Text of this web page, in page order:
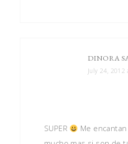
DINORA
July 24, 2012
SUPER
Me